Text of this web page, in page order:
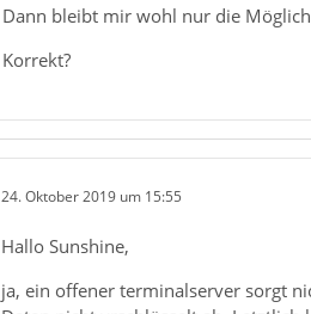
Dann bleibt mir wohl nur die
Korrekt?
24. Oktober 2019 um 15:55
Hallo Sunshine,
ja, ein offener terminalserver sorgt